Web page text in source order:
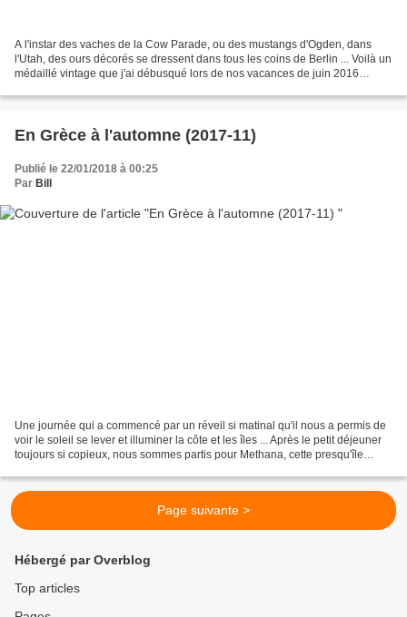
A l'instar des vaches de la Cow Parade, ou des mustangs d'Ogden, dans
l'Utah, des ours décorés se dressent dans tous les coins de Berlin ... Voilà un
médaillé vintage que j'ai débusqué lors de nos vacances de juin 2016
En Grèce à l'automne (2017-11)
Publié le 22/01/2018 à 00:25
Par Bill
Une journée qui a commencé par un réveil si matinal qu'il nous a permis de
voir le soleil se lever et illuminer la côte et les îles ... Après le petit déjeuner
toujours si copieux, nous sommes partis pour Methana, cette presqu'île
Page suivante >
Hébergé par Overblog
Top articles